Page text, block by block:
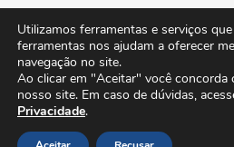
Principais Serviços
Seguros Aeronáuticos
Seguros Corporativos
Importação e Exportação de
Serviços ANAC
Serviços ANATEL
Utilizamos ferramentas e serviços
ferramentas nos ajudam a oferecer
navegação no site.
Ao clicar em "Aceitar" você concorda
nosso site. Em caso de dúvidas,
Privacidade.